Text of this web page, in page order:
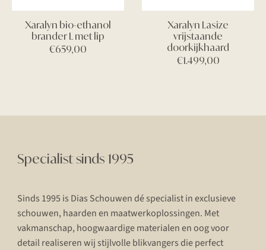
Xaralyn bio-ethanol
brander L met lip
€659,00
Xaralyn Lasize
vrijstaande
doorkijkhaard
€1.499,00
Specialist sinds 1995
Sinds 1995 is Dias Schouwen dé specialist in exclusieve
schouwen, haarden en maatwerkoplossingen. Met
vakmanschap, hoogwaardige materialen en oog voor
detail realiseren wij stijlvolle blikvangers die perfect